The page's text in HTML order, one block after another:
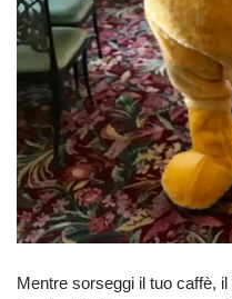
Mentre sorseggi il tuo caffè, il